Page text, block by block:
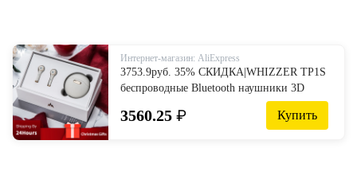
Интернет-магазин: AliExpress
3753.9руб. 35% СКИДКА|WHIZZER TP1S
беспроводные Bluetooth наушники 3D
стерео беспроводные наушники fone de
ouvido kulaklыk наушники с двойным
3560.25 ₽ Купить